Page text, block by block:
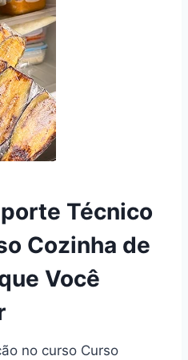
Técnico
Cozinha de
Você
no curso Curso